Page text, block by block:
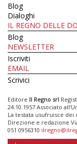
Blog
Dialoghi
IL REGNO DELLE
Blog
NEWSLETTER
Iscriviti
EMAIL
Scrivici
Editore Il Regno srl
24.10.1957 Associato
La testata usufruisce
Direzione e redazione
051 0956310